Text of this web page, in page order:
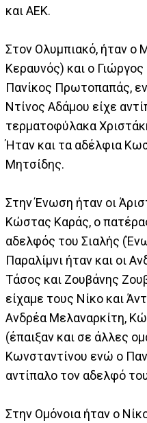
και ΑΕΚ.
Στον Ολυμπιακό, ήταν
Κεραυνός) και ο
Πανίκος Πρωτοπαπάς,
Ντίνος Αδάμου είχε
τερματοφύλακα
Ήταν και τα αδέλφια
Μητσίδης.
Στην Ένωση ήταν οι
Κώστας Καράς, ο
αδελφός του Σιαλής
Παραλίμνι ήταν και οι
Τάσος και Ζουβάνης
είχαμε τους Νίκο και
Ανδρέα Μελαναρκίτη,
(έπαιξαν και σε άλλες
Κωνσταντίνου ενώ ο
αντίπαλο τον αδελφό
Στην Ομόνοια ήταν ο